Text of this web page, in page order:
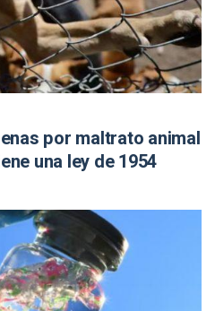
por maltrato animal
una ley de 1954